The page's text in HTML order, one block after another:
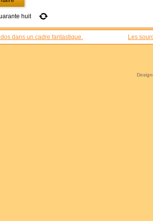
huit
dans un cadre fantastique. Les